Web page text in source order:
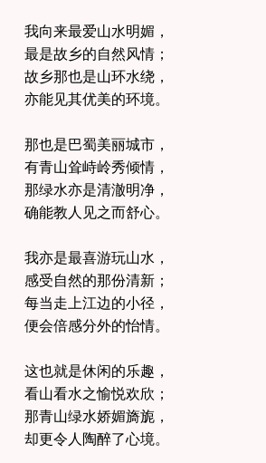
我向来最爱山水明媚，
最是故乡的自然风情；
故乡那也是山环水绕，
亦能见其优美的环境。
那也是巴蜀美丽城市，
有青山耸峙岭秀倾情，
那绿水亦是清澈明净，
确能教人见之而舒心。
我亦是最喜游玩山水，
感受自然的那份清新；
每当走上江边的小径，
便会倍感分外的怡情。
这也就是休闲的乐趣，
看山看水之愉悦欢欣；
那青山绿水娇媚旖旎，
却更令人陶醉了心境。